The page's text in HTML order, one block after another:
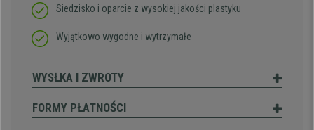
Siedzisko i oparcie z wysokiej jakości plastyku
Wyjątkowo wygodne i wytrzymałe
WYSŁKA I ZWROTY
FORMY PŁATNOŚCI